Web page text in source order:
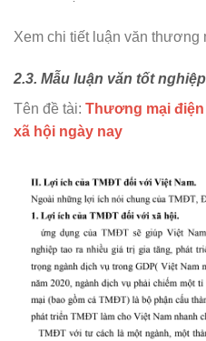
Xem chi tiết luận văn thương
2.3. Mẫu luận văn tốt
Tên đề tài: Thương mại
xã hội ngày nay